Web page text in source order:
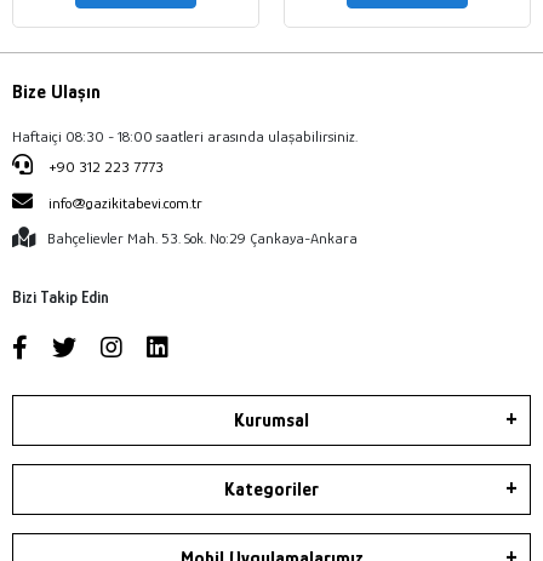
Bize Ulaşın
Haftaiçi 08:30 - 18:00 saatleri arasında ulaşabilirsiniz.
+90 312 223 7773
info@gazikitabevi.com.tr
Bahçelievler Mah. 53. Sok. No:29 Çankaya-Ankara
Bizi Takip Edin
Kurumsal
Kategoriler